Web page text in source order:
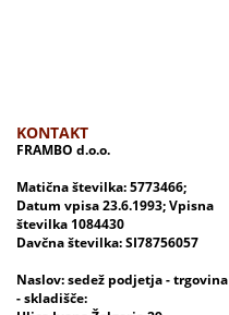
KONTAKT
FRAMBO d.o.o.
Matična številka: 5773466;
Datum vpisa 23.6.1993; Vpisna
številka 1084430
Davčna številka: SI78756057
Naslov: sedež podjetja - trgovina
- skladišče: